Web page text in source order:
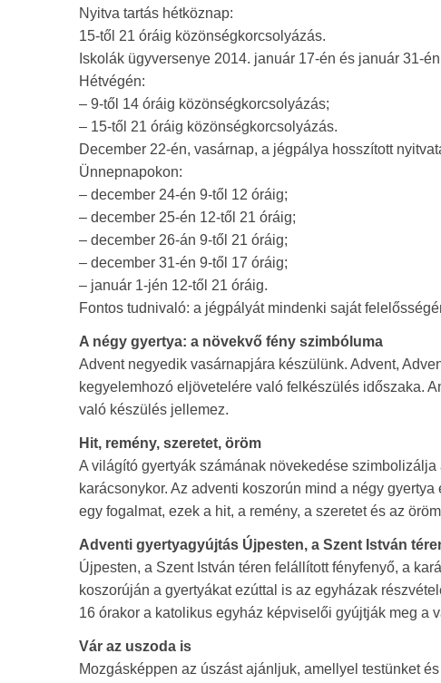
Nyitva tartás hétköznap:
15-től 21 óráig közönségkorcsolyázás.
Iskolák ügyversenye 2014. január 17-én és január 31-
Hétvégén:
– 9-től 14 óráig közönségkorcsolyázás;
– 15-től 21 óráig közönségkorcsolyázás.
December 22-én, vasárnap, a jégpálya hosszított
Ünnepnapokon:
– december 24-én 9-től 12 óráig;
– december 25-én 12-től 21 óráig;
– december 26-án 9-től 21 óráig;
– december 31-én 9-től 17 óráig;
– január 1-jén 12-től 21 óráig.
Fontos tudnivaló: a jégpályát mindenki saját
A négy gyertya: a növekvő fény szimbóluma
Advent negyedik vasárnapjára készülünk. Advent,
kegyelemhozó eljövetelére való felkészülés időszaka.
való készülés jellemez.
Hit, remény, szeretet, öröm
A világító gyertyák számának növekedése
karácsonykor. Az adventi koszorún mind a négy
egy fogalmat, ezek a hit, a remény, a szeretet és az
Adventi gyertyagyújtás Újpesten, a Szent István
Újpesten, a Szent István téren felállított fényfenyő, a
koszorúján a gyertyákat ezúttal is az egyházak
16 órakor a katolikus egyház képviselői gyújtják meg a
Vár az uszoda is
Mozgásképpen az úszást ajánljuk, amellyel testünket